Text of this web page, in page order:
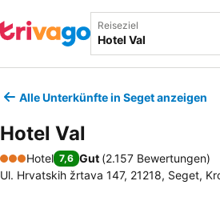
Reiseziel
Alle Unterkünfte in Seget anzeigen
Hotel Val
3 Sterne
Hotel 7,6 Gut (2.157 Bewertungen)
Ul. Hrvatskih žrtava 147, 21218, Seget,